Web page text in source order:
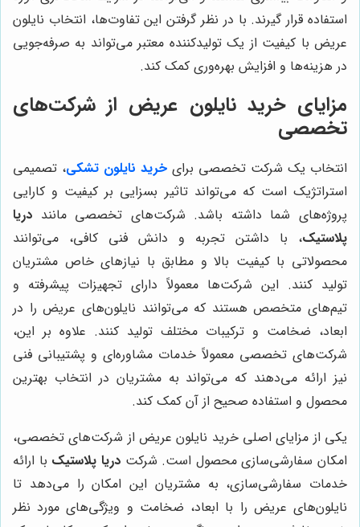
استفاده قرار گیرند. با در نظر گرفتن این تفاوت‌ها، انتخاب نایلون
عریض با کیفیت از یک تولیدکننده معتبر می‌تواند به صرفه‌جویی
در هزینه‌ها و افزایش بهره‌وری کمک کند.
مزایای خرید نایلون عریض از شرکت‌های
تخصصی
انتخاب یک شرکت تخصصی برای خرید نایلون تشکی، تصمیمی
استراتژیک است که می‌تواند تاثیر بسزایی بر کیفیت و کارایی
پروژه‌های شما داشته باشد. شرکت‌های تخصصی مانند دریا
پلاستیک، با داشتن تجربه و دانش فنی کافی، می‌توانند
محصولاتی با کیفیت بالا و مطابق با نیازهای خاص مشتریان
تولید کنند. این شرکت‌ها معمولاً دارای تجهیزات پیشرفته و
تیم‌های متخصص هستند که می‌توانند نایلون‌های عریض را در
ابعاد، ضخامت و ترکیبات مختلف تولید کنند. علاوه بر این،
شرکت‌های تخصصی معمولاً خدمات مشاوره‌ای و پشتیبانی فنی
نیز ارائه می‌دهند که می‌تواند به مشتریان در انتخاب بهترین
محصول و استفاده صحیح از آن کمک کند.
یکی از مزایای اصلی خرید نایلون عریض از شرکت‌های تخصصی،
امکان سفارشی‌سازی محصول است. شرکتدریا پلاستیک با ارائه
خدمات سفارشی‌سازی، به مشتریان این امکان را می‌دهد تا
نایلون‌های عریض را با ابعاد، ضخامت و ویژگی‌های مورد نظر